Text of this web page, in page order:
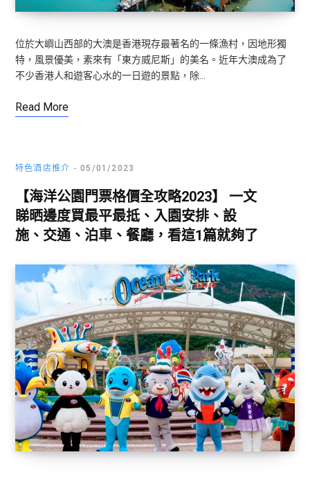
位於大嶼山西部的大澳是香港現存最著名的一條漁村，因地形獨
特，風景優美，素來有「東方威尼斯」的美名。近年大澳成為了
不少香港人和遊客心水的一日遊的景點，除…
Read More
特色酒店推介 05/01/2023
【海洋公園門票格價全攻略2023】 一文
睇晒邊度買最平最抵、入園安排、設
施、交通、泊車、餐廳，看這1篇就夠了